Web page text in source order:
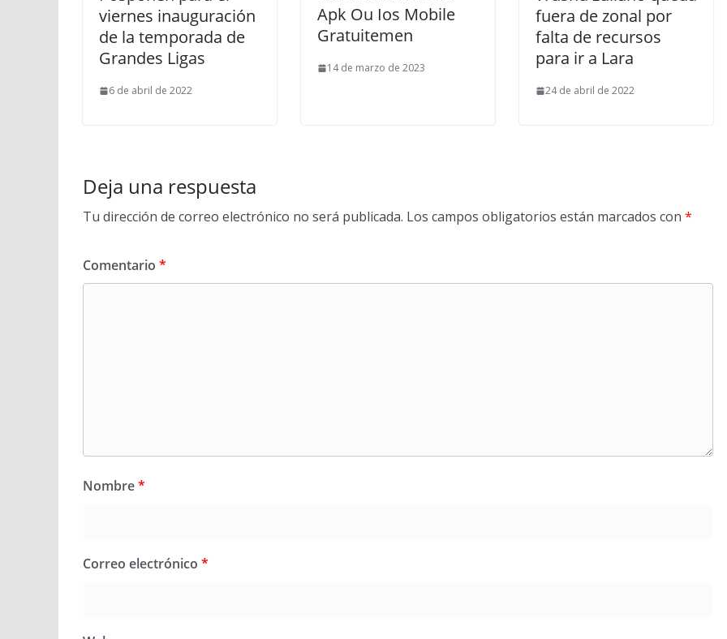
viernes inauguración
de la temporada de
Grandes Ligas
6 de abril de 2022
Apk Ou Ios Mobile
Gratuitemen
14 de marzo de 2023
fuera de zonal por
falta de recursos
para ir a Lara
24 de abril de 2022
Deja una respuesta
Tu dirección de correo electrónico no será publicada. Los campos obligatorios están marcados con *
Comentario *
Nombre*
Correo electrónico *